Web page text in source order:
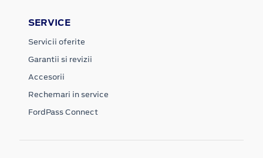
SERVICE
Servicii oferite
Garantii si revizii
Accesorii
Rechemari in service
FordPass Connect